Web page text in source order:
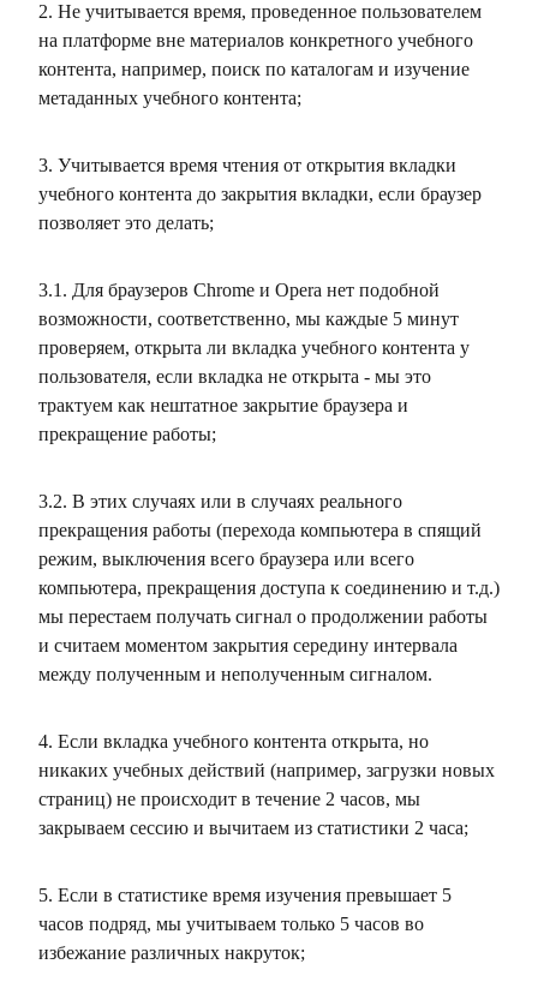
2. Не учитывается время, проведенное пользователем
на платформе вне материалов конкретного учебного
контента, например, поиск по каталогам и изучение
метаданных учебного контента;
3. Учитывается время чтения от открытия вкладки
учебного контента до закрытия вкладки, если браузер
позволяет это делать;
3.1. Для браузеров Chrome и Opera нет подобной
возможности, соответственно, мы каждые 5 минут
проверяем, открыта ли вкладка учебного контента у
пользователя, если вкладка не открыта - мы это
трактуем как нештатное закрытие браузера и
прекращение работы;
3.2. В этих случаях или в случаях реального
прекращения работы (перехода компьютера в спящий
режим, выключения всего браузера или всего
компьютера, прекращения доступа к соединению и т.д.)
мы перестаем получать сигнал о продолжении работы
и считаем моментом закрытия середину интервала
между полученным и неполученным сигналом.
4. Если вкладка учебного контента открыта, но
никаких учебных действий (например, загрузки новых
страниц) не происходит в течение 2 часов, мы
закрываем сессию и вычитаем из статистики 2 часа;
5. Если в статистике время изучения превышает 5
часов подряд, мы учитываем только 5 часов во
избежание различных накруток;